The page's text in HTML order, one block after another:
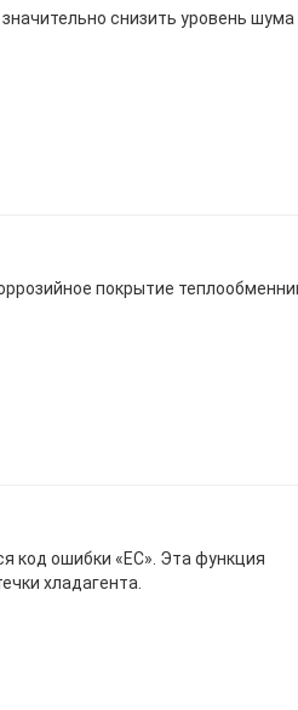
снизить уровень шума
покрытие
код ошибки «EС». Эта функция
хладагента.